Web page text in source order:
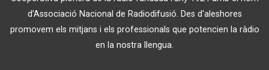
Catalunya
d’Associació Nacional de Radiodifusió. Des d'aleshores
promovem els mitjans i els professionals que potencien la ràdio
en la nostra llengua.